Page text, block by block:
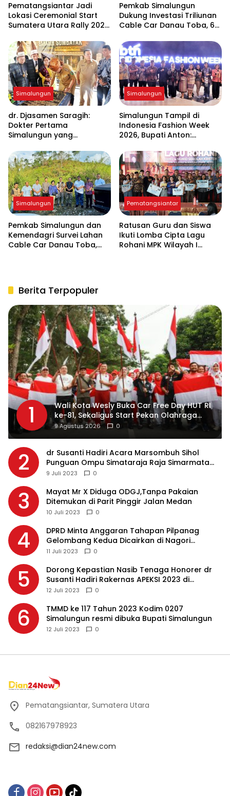
Pematangsiantar Jadi
Lokasi Ceremonial Start
Sumatera Utara Rally 2026
Pemkab Simalungun
Dukung Investasi Triliunan
Cable Car Danau Toba, 60
Simalungun
dr. Djasamen Saragih:
Dokter Pertama
Simalungun yang
Rumah Sakit dan Makam
Pahlawan Kesehatan
Simalungun
Simalungun Tampil di
Indonesia Fashion Week
2026, Bupati Anton:
Penggerak Ekonomi dan
Pendidikan Karakter
Simalungun
Pemkab Simalungun dan
Kemendagri Survei Lahan
Cable Car Danau Toba,
Pematangsiantar
Ratusan Guru dan Siswa
Ikuti Lomba Cipta Lagu
Rohani MPK Wilayah I
Berita Terpopuler
1
Wali Kota Wesly Buka Car Free Day HUT RI
ke-81, Sekaligus Start Pekan Olahraga
Masyarakat Merah Putih
9 Agustus 2026 0
2
dr Susanti Hadiri Acara Marsombuh Sihol
Punguan Ompu Simataraja Raja Simarmata
Dohot Boruna Kota Siantar
9 Juli 2023 0
3
Mayat Mr X Diduga ODGJ,Tanpa Pakaian
Ditemukan di Parit Pinggir Jalan Medan
10 Juli 2023 0
4
DPRD Minta Anggaran Tahapan Pilpanag
Gelombang Kedua Dicairkan di Nagori
Masing-masing, Ini Alasannya…
11 Juli 2023 0
5
Dorong Kepastian Nasib Tenaga Honorer dr
Susanti Hadiri Rakernas APEKSI 2023 di
Makassar
12 Juli 2023 0
6
TMMD ke 117 Tahun 2023 Kodim 0207
Simalungun resmi dibuka Bupati Simalungun
12 Juli 2023 0
Pematangsiantar, Sumatera Utara
082167978923
redaksi@dian24new.com